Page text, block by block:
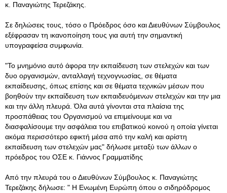
κ. Παναγιώτης Τερεζάκης.
Σε δηλώσεις τους, τόσο ο Πρόεδρος όσο και Διευθύνων Σύμβουλος
εξέφρασαν τη ικανοποίηση τους για αυτή την σημαντική
υπογραφείσα συμφωνία.
"Το μνημόνιο αυτό άφορα την εκπαίδευση των στελεχών και των
δυο οργανισμών, ανταλλαγή τεχνογνωσίας, σε θέματα
εκπαίδευσης, όπως επίσης και σε θέματα τεχνικών μέσων που
βοηθούν την εκπαίδευση των εκπαιδευόμενων στελεχών και την μια
και την άλλη πλευρά. Όλα αυτά γίνονται στα πλαίσια της
προσπάθειας του Οργανισμού να επιμείνουμε και να
διασφαλίσουμε την ασφάλεια του επιβατικού κοινού η οποία γίνεται
ακόμα περισσότερο εφικτή μέσα από την καλή και αρίστη
εκπαίδευση των στελεχών μας" δήλωσε μεταξύ των άλλων ο
πρόεδρος του ΟΣΕ κ. Γιάννος Γραμματίδης
Από την πλευρά του ο Διευθύνων Σύμβουλος κ. Παναγιώτης
Τερεζάκης δήλωσε: " Η Ενωμένη Ευρώπη όπου ο σιδηρόδρομος